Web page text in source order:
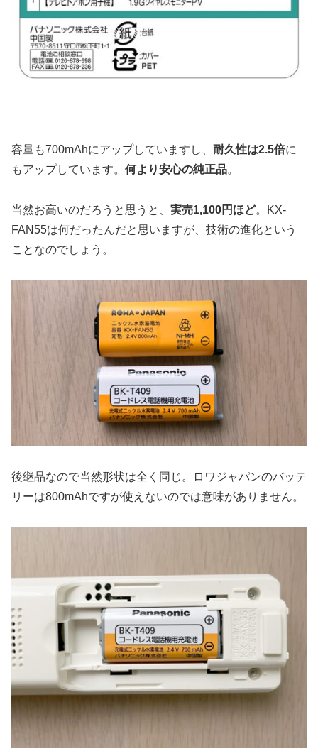
容量も700mAhにアップしていますし、 耐久性は2.5倍に
もアップしています。 何より安心の純正品。
当然お高いのだろうと思うと、 実売1,100円ほど。KX-
FAN55は何だったんだと思いますが、技術の進化という
ことなのでしょう。
後継品なので当然形状は全く同じ。ロワジャパンのバッテ
リーは800mAhですが使えないのでは意味がありません。